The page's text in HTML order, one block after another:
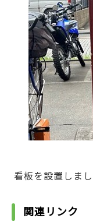
敷地
看板を設置しま
関連リンク